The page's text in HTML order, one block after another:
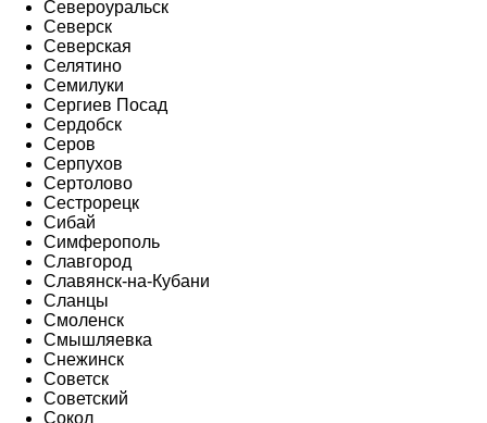
Североуральск
Северск
Северская
Селятино
Семилуки
Сергиев Посад
Сердобск
Серов
Серпухов
Сертолово
Сестрорецк
Сибай
Симферополь
Славгород
Славянск-на-Кубани
Сланцы
Смоленск
Смышляевка
Снежинск
Советск
Советский
Сокол